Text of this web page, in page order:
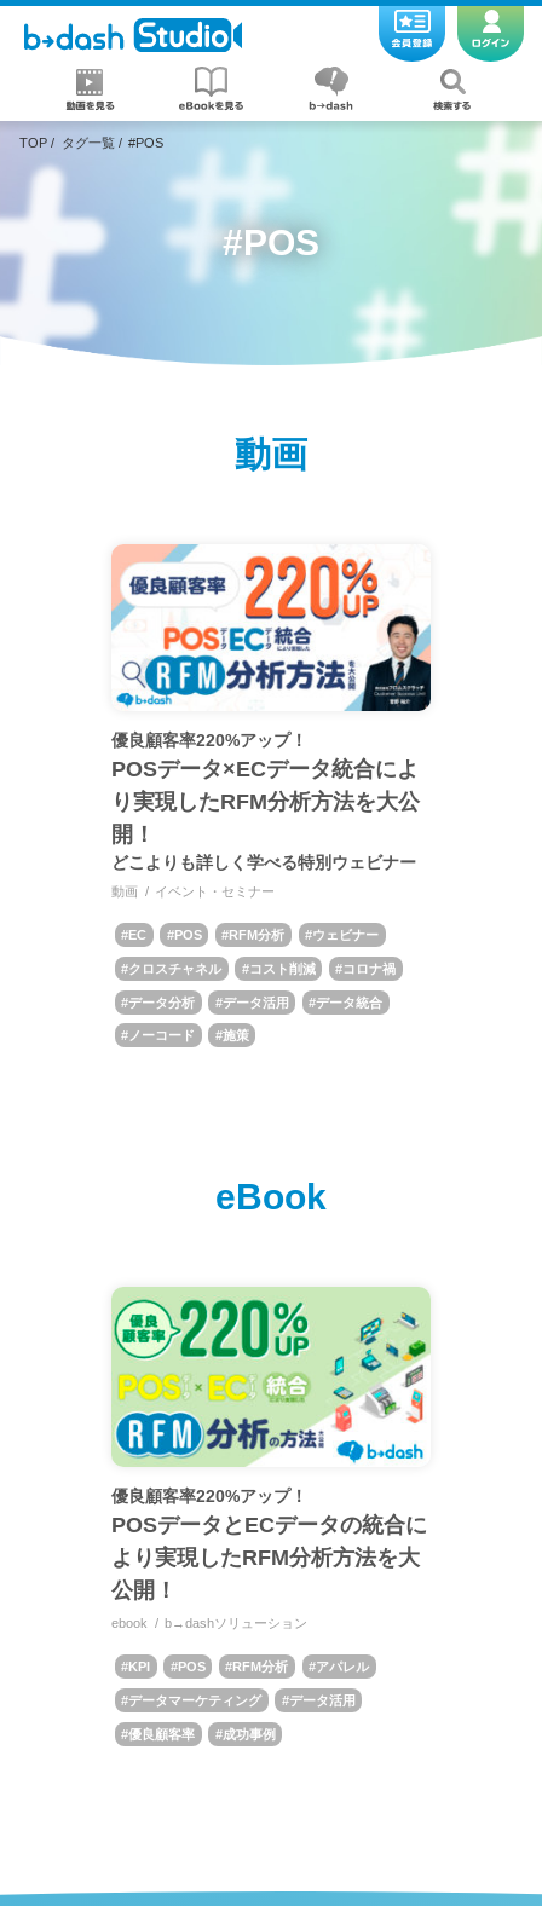
TOP / タグ一覧/ #POS
#POS
動画
優良顧客率220%アップ！
POSデータ×ECデータ統合によ
り実現したRFM分析方法を大公
開！
どこよりも詳しく学べる特別ウェビナー
動画 イベント・セミナー
EC POS RFM分析 ウェビナー
クロスチャネル コスト削減 コロナ禍
データ分析 データ活用 データ統合
ノーコード 施策
eBook
優良顧客率220%アップ！
POSデータとECデータの統合に
より実現したRFM分析方法を大
公開！
ebook b→dashソリューション
KPI POS RFM分析 アパレル
データマーケティング データ活用
優良顧客率 成功事例